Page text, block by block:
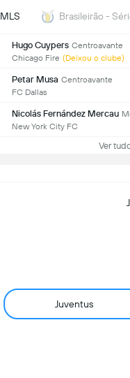
MLS Brasileirão -
Hugo Cuypers Centroavante
Chicago Fire (Deixou o clube)
Petar Musa Centroavante
FC Dallas
Nicolás Fernández Mercau
New York City FC
Ver
Juventus